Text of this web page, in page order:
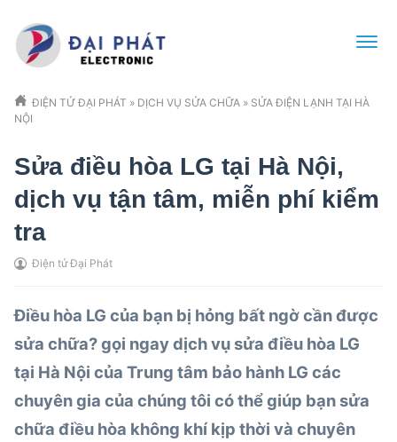
ĐIỆN TỬ ĐẠI PHÁT » DỊCH VỤ SỬA CHỮA » SỬA ĐIỆN LẠNH TẠI HÀ
NỘI
Sửa điều hòa LG tại Hà Nội,
dịch vụ tận tâm, miễn phí kiểm
tra
Điện tử Đại Phát
Điều hòa LG của bạn bị hỏng bất ngờ cần được
sửa chữa? gọi ngay dịch vụsửa điều hòa LG
tại Hà Nội của Trung tâm bảo hành LG các
chuyên gia của chúng tôi có thể giúp bạn sửa
chữa điều hòa không khí kịp thời và chuyên